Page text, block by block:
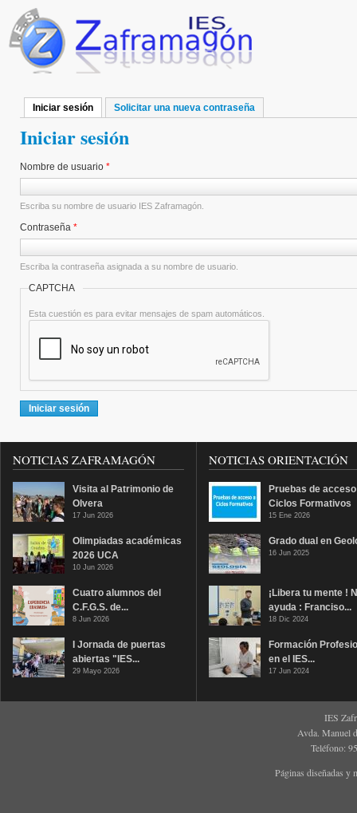
Pasar al contenido principal
Solapas principales
Iniciar sesión (solapa activa)
Solicitar una nueva contraseña
Iniciar sesión
Nombre de usuario *
Escriba su nombre de usuario IES Zaframagón.
Contraseña *
Escriba la contraseña asignada a su nombre de usuario.
CAPTCHA
Esta cuestión es para evitar mensajes de spam automáticos.
NOTICIAS ZAFRAMAGÓN
Visita al Patrimonio de
Olvera
17 Jun 2026
Olimpiadas académicas
2026 UCA
10 Jun 2026
Cuatro alumnos del
C.F.G.S. de...
8 Jun 2026
I Jornada de puertas
abiertas "IES...
29 Mayo 2026
NOTICIAS ORIENTACIÓN
Pruebas de
Ciclos Formativos
15 Ene 2026
Grado dual en
16 Jun 2025
¡Libera tu mente !
ayuda : Franciso...
18 Dic 2024
Formación
en el IES...
17 Jun 2024
IES
Avda. Manuel
Teléfono:
Páginas diseñadas y